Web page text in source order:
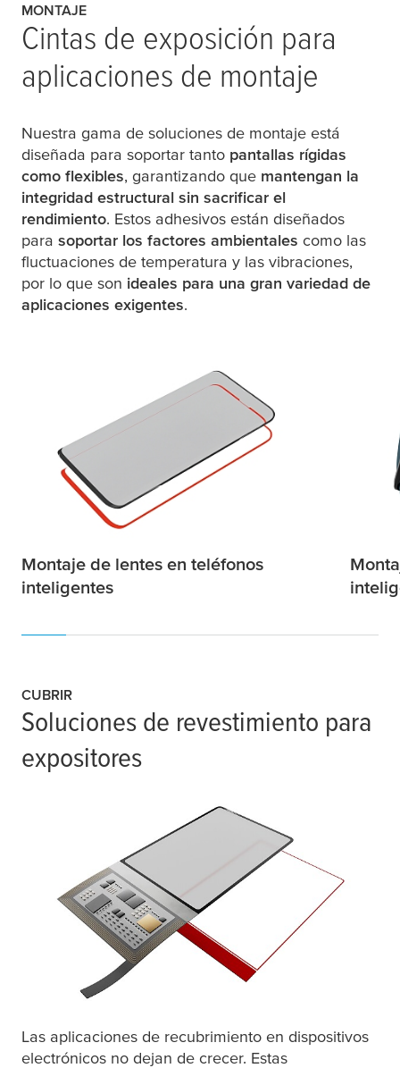
MONTAJE
Cintas de exposición para
aplicaciones de montaje
Nuestra gama de soluciones de montaje está
diseñada para soportar tanto pantallas rígidas
como flexibles, garantizando que mantengan la
integridad estructural sin sacrificar el
rendimiento. Estos adhesivos están diseñados
para soportar los factores ambientales como las
fluctuaciones de temperatura y las vibraciones,
por lo que son ideales para una gran variedad de
aplicaciones exigentes.
Montaje de lentes en teléfonos
inteligentes
CUBRIR
Soluciones de revestimiento para
expositores
Las aplicaciones de recubrimiento en dispositivos
electrónicos no dejan de crecer. Estas